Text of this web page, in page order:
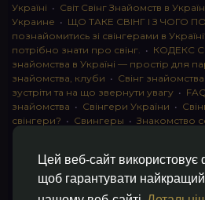
Цей веб-сайт
щоб гарантувати найкращий
Україні • Світ Свінг Знайомств в
Украине • ЩО ТАКЕ СВІНГ І З ЧОГО
познайомитись зі свінгерами в
потрібно знати про свінг. • КОДЕКС
знайомства в Україні — простір для
знайомства, клуби • Свінг
зустріти та на що звернути увагу •
знайомства • Свінгери України •
свінгери? • Свингеры • Знакомство
Конфіденційність• Правила•
Свингеры •Свинг-пати•О
клуб: что это и как работает